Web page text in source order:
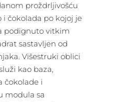
proždrljivošću
i čokolada po kojoj je
podignuto vitkim
sastavljen od
Višestruki oblici
kao baza,
čokolade i
modula sa